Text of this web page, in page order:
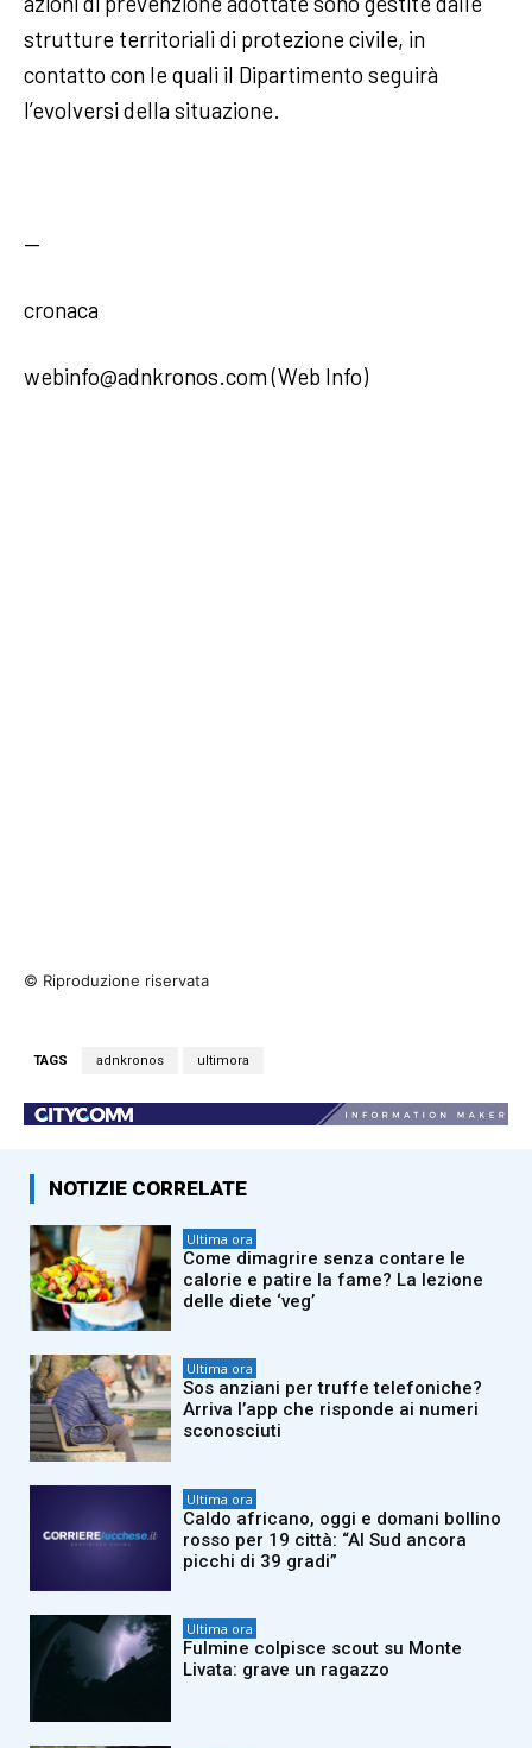
strutture territoriali di protezione civile, in
contatto con le quali il Dipartimento seguirà
l’evolversi della situazione.
—
cronaca
webinfo@adnkronos.com (Web Info)
© Riproduzione riservata
TAGS adnkronos ultimora
NOTIZIE CORRELATE
Ultima ora
Come dimagrire senza contare le
calorie e patire la fame? La lezione
delle diete ‘veg’
Ultima ora
Sos anziani per truffe telefoniche?
Arriva l’app che risponde ai numeri
sconosciuti
Ultima ora
Caldo africano, oggi e domani bollino
rosso per 19 città: “Al Sud ancora
picchi di 39 gradi”
Ultima ora
Fulmine colpisce scout su Monte
Livata: grave un ragazzo